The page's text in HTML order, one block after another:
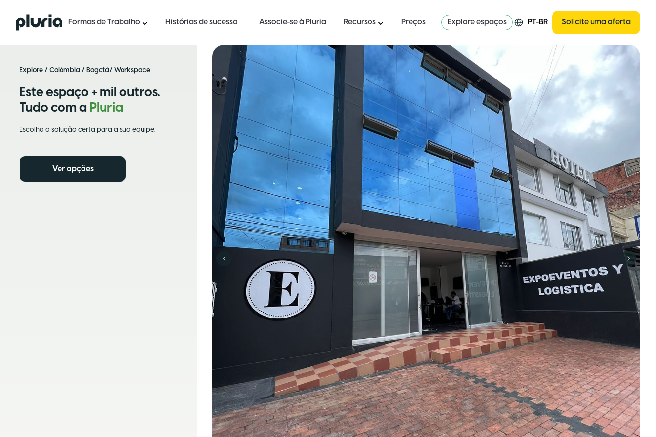
Logo Pluria Formas de Trabalho Histórias de sucesso Associe-se à Pluria Recursos Preços Explore espaços PT-BR Solicite uma oferta
Explore / Colômbia / Bogotá/ Workspace
Este espaço + mil outros.
Tudo com a Pluria
Escolha a solução certa para a sua equipe.
Ver opções
Previous slide Next